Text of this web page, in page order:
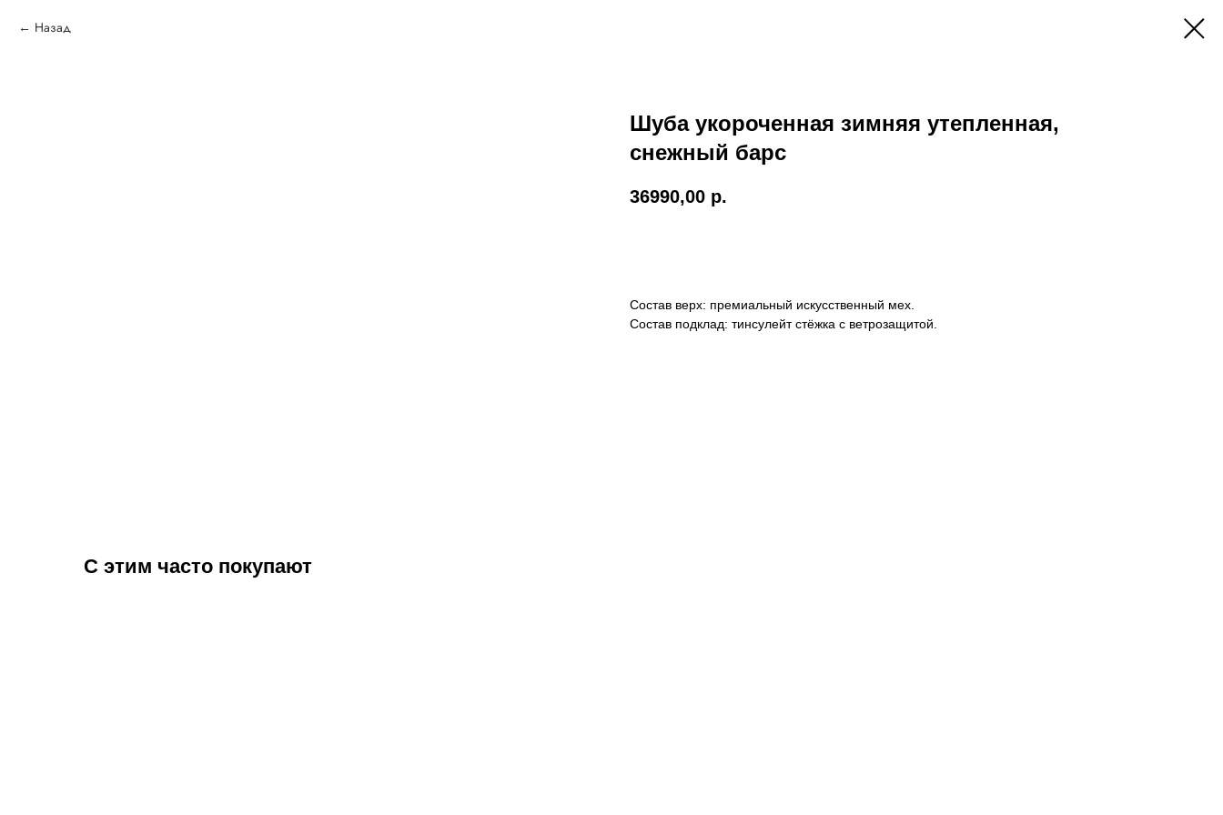
Назад
Шуба укороченная зимняя утепленная,
снежный барс
36990,00 р.
Состав верх: премиальный искусственный мех.
Состав подклад: тинсулейт стёжка с ветрозащитой.
С этим часто покупают